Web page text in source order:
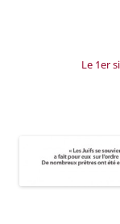
Le 1er